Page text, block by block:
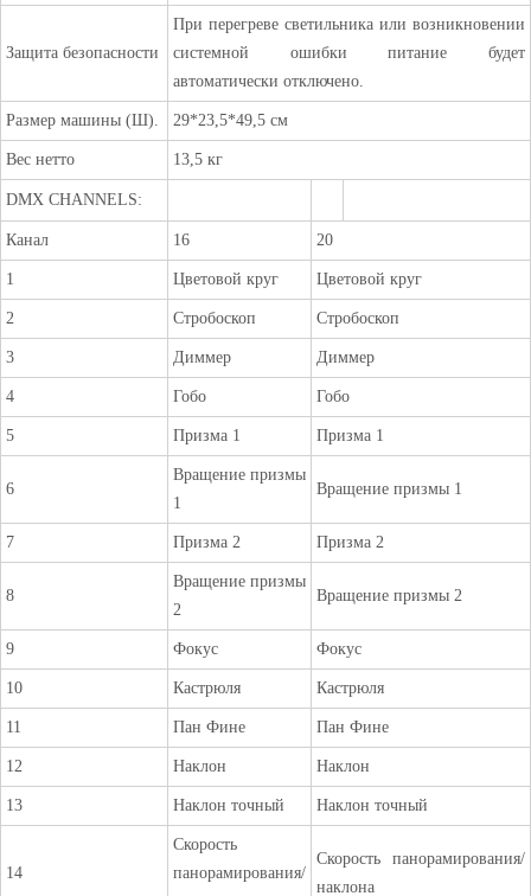
Защита безопасности
При перегреве светильника или возникновении
системной ошибки питание будет
автоматически отключено.
Размер машины (Ш). 29*23,5*49,5 см
Вес нетто 13,5 кг
DMX CHANNELS:
Канал 16 20
1 Цветовой круг Цветовой круг
2 Стробоскоп Стробоскоп
3 Диммер Диммер
4 Гобо Гобо
5 Призма 1 Призма 1
6
Вращение призмы
1
Вращение призмы 1
7 Призма 2 Призма 2
8
Вращение призмы
2
Вращение призмы 2
9 Фокус Фокус
10 Кастрюля Кастрюля
11 Пан Фине Пан Фине
12 Наклон Наклон
13 Наклон точный Наклон точный
14
Скорость
панорамирования/
Скорость панорамирования/
наклона